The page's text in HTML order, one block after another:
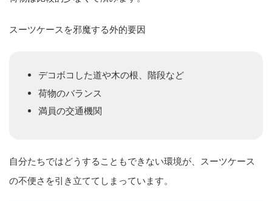
スーツケースを邪魔する外的要因
デコボコした道や木の根、階段など
荷物のバランス
満員の交通機関
自分たちではどうすることもできない環境が、スーツケース
の不便さを引き立ててしまっています。